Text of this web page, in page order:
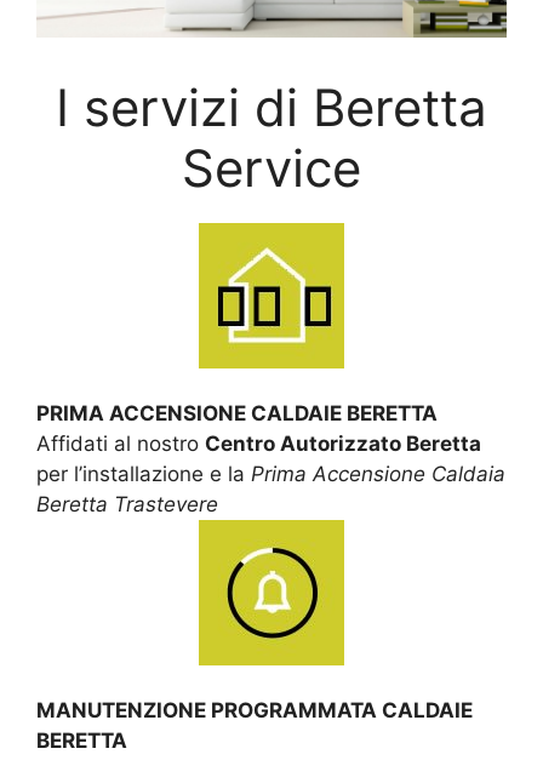
I servizi di Beretta
Service
PRIMA ACCENSIONE CALDAIE BERETTA
Affidati al nostro Centro Autorizzato Beretta
per l’installazione e la Prima Accensione Caldaia
Beretta Trastevere
MANUTENZIONE PROGRAMMATA CALDAIE
BERETTA